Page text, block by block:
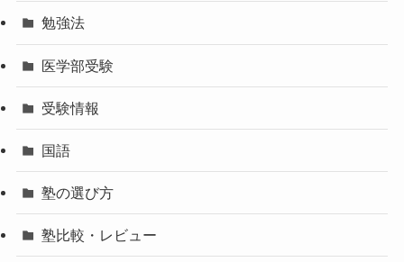
勉強法
医学部受験
受験情報
国語
塾の選び方
塾比較・レビュー